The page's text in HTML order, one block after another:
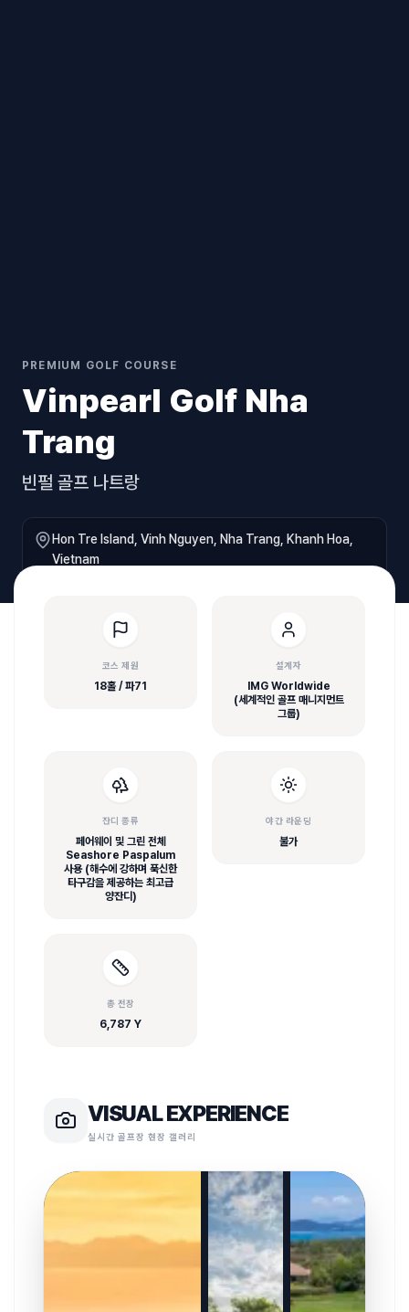
PREMIUM GOLF COURSE
Vinpearl Golf Nha
Trang
빈펄 골프 나트랑
Hon Tre Island, Vinh Nguyen, Nha Trang, Khanh Hoa,
Vietnam
코스 제원
18홀 / 파71
설계자
IMG Worldwide
(세계적인 골프 매니지먼트
그룹)
잔디 종류
페어웨이 및 그린 전체
Seashore Paspalum
사용 (해수에 강하며 푹신한
타구감을 제공하는 최고급
양잔디)
야간 라운딩
불가
총 전장
6,787 Y
VISUAL EXPERIENCE
실시간 골프장 현장 갤러리